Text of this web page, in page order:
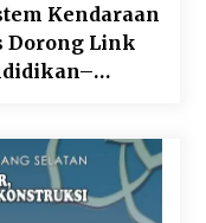
Kendaraan
Dorong Link